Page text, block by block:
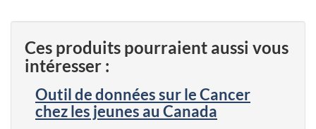
Ces produits pourraient aussi vous
intéresser :
Outil de données sur le Cancer
chez les jeunes au Canada